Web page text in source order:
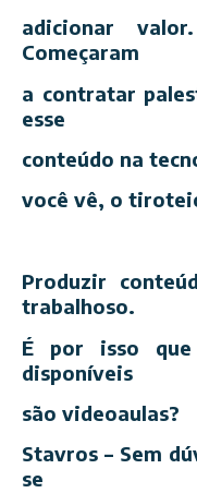
adicionar
Começaram
a contratar
esse
conteúdo na
você vê, o
Produzir
trabalhoso.
É por isso
disponíveis
são videoaulas?
Stavros – Sem
se